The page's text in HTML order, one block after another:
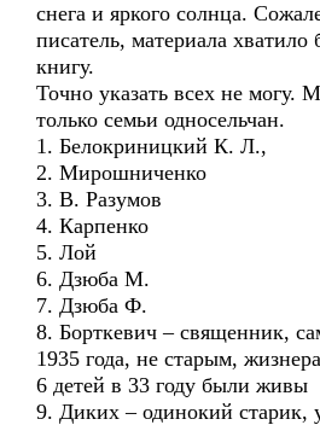
снега и яркого солнца.
писатель, материала
книгу.
Точно указать всех не могу.
только семьи односельчан.
1. Белокриницкий К. Л.,
2. Мирошниченко
3. В. Разумов
4. Карпенко
5. Лой
6. Дзюба М.
7. Дзюба Ф.
8. Борткевич – священник,
1935 года, не старым,
6 детей в 33 году были живы
9. Диких – одинокий старик,